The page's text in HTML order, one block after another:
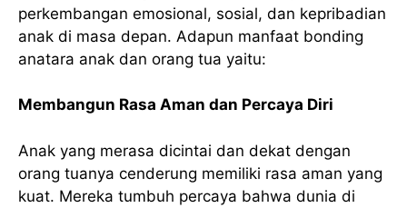
perkembangan emosional, sosial, dan kepribadian
anak di masa depan. Adapun manfaat bonding
anatara anak dan orang tua yaitu:
Membangun Rasa Aman dan Percaya Diri
Anak yang merasa dicintai dan dekat dengan
orang tuanya cenderung memiliki rasa aman yang
kuat. Mereka tumbuh percaya bahwa dunia di